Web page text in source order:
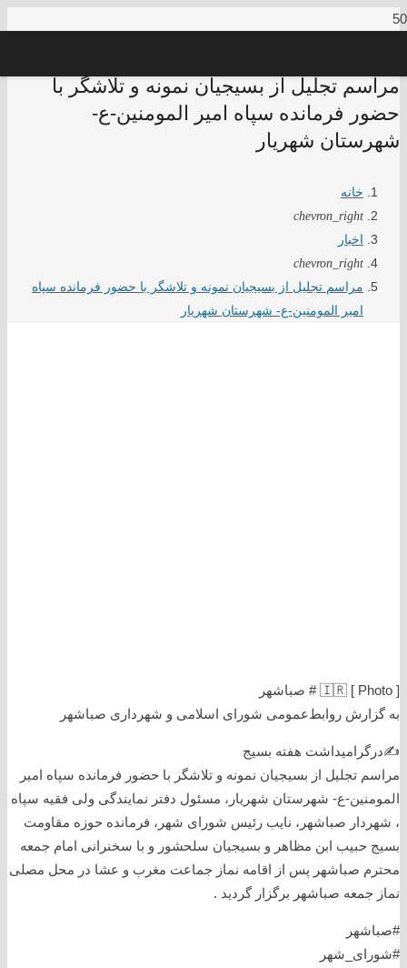
مراسم تجلیل از بسیجیان نمونه و تلاشگر با
حضور فرمانده سپاه امیر المومنین-ع-
شهرستان شهریار
خانه
chevron_right
اخبار
chevron_right
مراسم تجلیل از بسیجیان نمونه و تلاشگر با حضور فرمانده سپاه
امیر المومنین-ع- شهرستان شهریار
[ Photo ] 🇮🇷 # صباشهر
به گزارش روابط‌عمومی شورای اسلامی و شهرداری صباشهر
✍️درگرامیداشت هفته بسیج
مراسم تجلیل از بسیجیان نمونه و تلاشگر با حضور فرمانده سپاه امیر
المومنین-ع- شهرستان شهریار، مسئول دفتر نمایندگی ولی فقیه سپاه
، شهردار صباشهر، نایب رئیس شورای شهر، فرمانده حوزه مقاومت
بسیج حبیب ابن مظاهر و بسیجیان سلحشور و با سخنرانی امام جمعه
محترم صباشهر پس از اقامه نماز جماعت مغرب و عشا در محل مصلی
نماز جمعه صباشهر برگزار گردید .
#صباشهر
#شورای_شهر